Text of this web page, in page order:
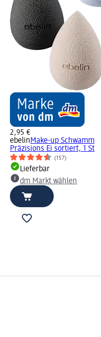
2,95 €
ebelinMake-up Schwamm
Präzisions Ei sortiert, 1 St
(157)
Lieferbar
dm Markt wählen